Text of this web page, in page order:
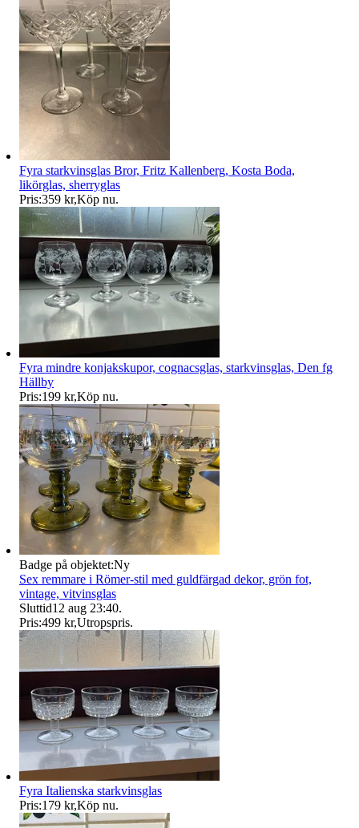
Fyra starkvinsglas Bror, Fritz Kallenberg, Kosta Boda,
likörglas, sherryglas
Pris:359 kr,Köp nu.
Fyra mindre konjakskupor, cognacsglas, starkvinsglas, Den fg
Hällby
Pris:199 kr,Köp nu.
Badge på objektet:Ny
Sex remmare i Römer-stil med guldfärgad dekor, grön fot,
vintage, vitvinsglas
Sluttid12 aug 23:40.
Pris:499 kr,Utropspris.
Fyra Italienska starkvinsglas
Pris:179 kr,Köp nu.